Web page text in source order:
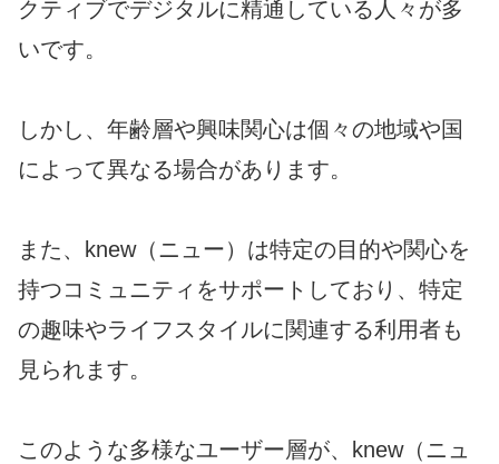
クティブでデジタルに精通している人々が多
いです。
しかし、年齢層や興味関心は個々の地域や国
によって異なる場合があります。
また、knew（ニュー）は特定の目的や関心を
持つコミュニティをサポートしており、特定
の趣味やライフスタイルに関連する利用者も
見られます。
このような多様なユーザー層が、knew（ニュ